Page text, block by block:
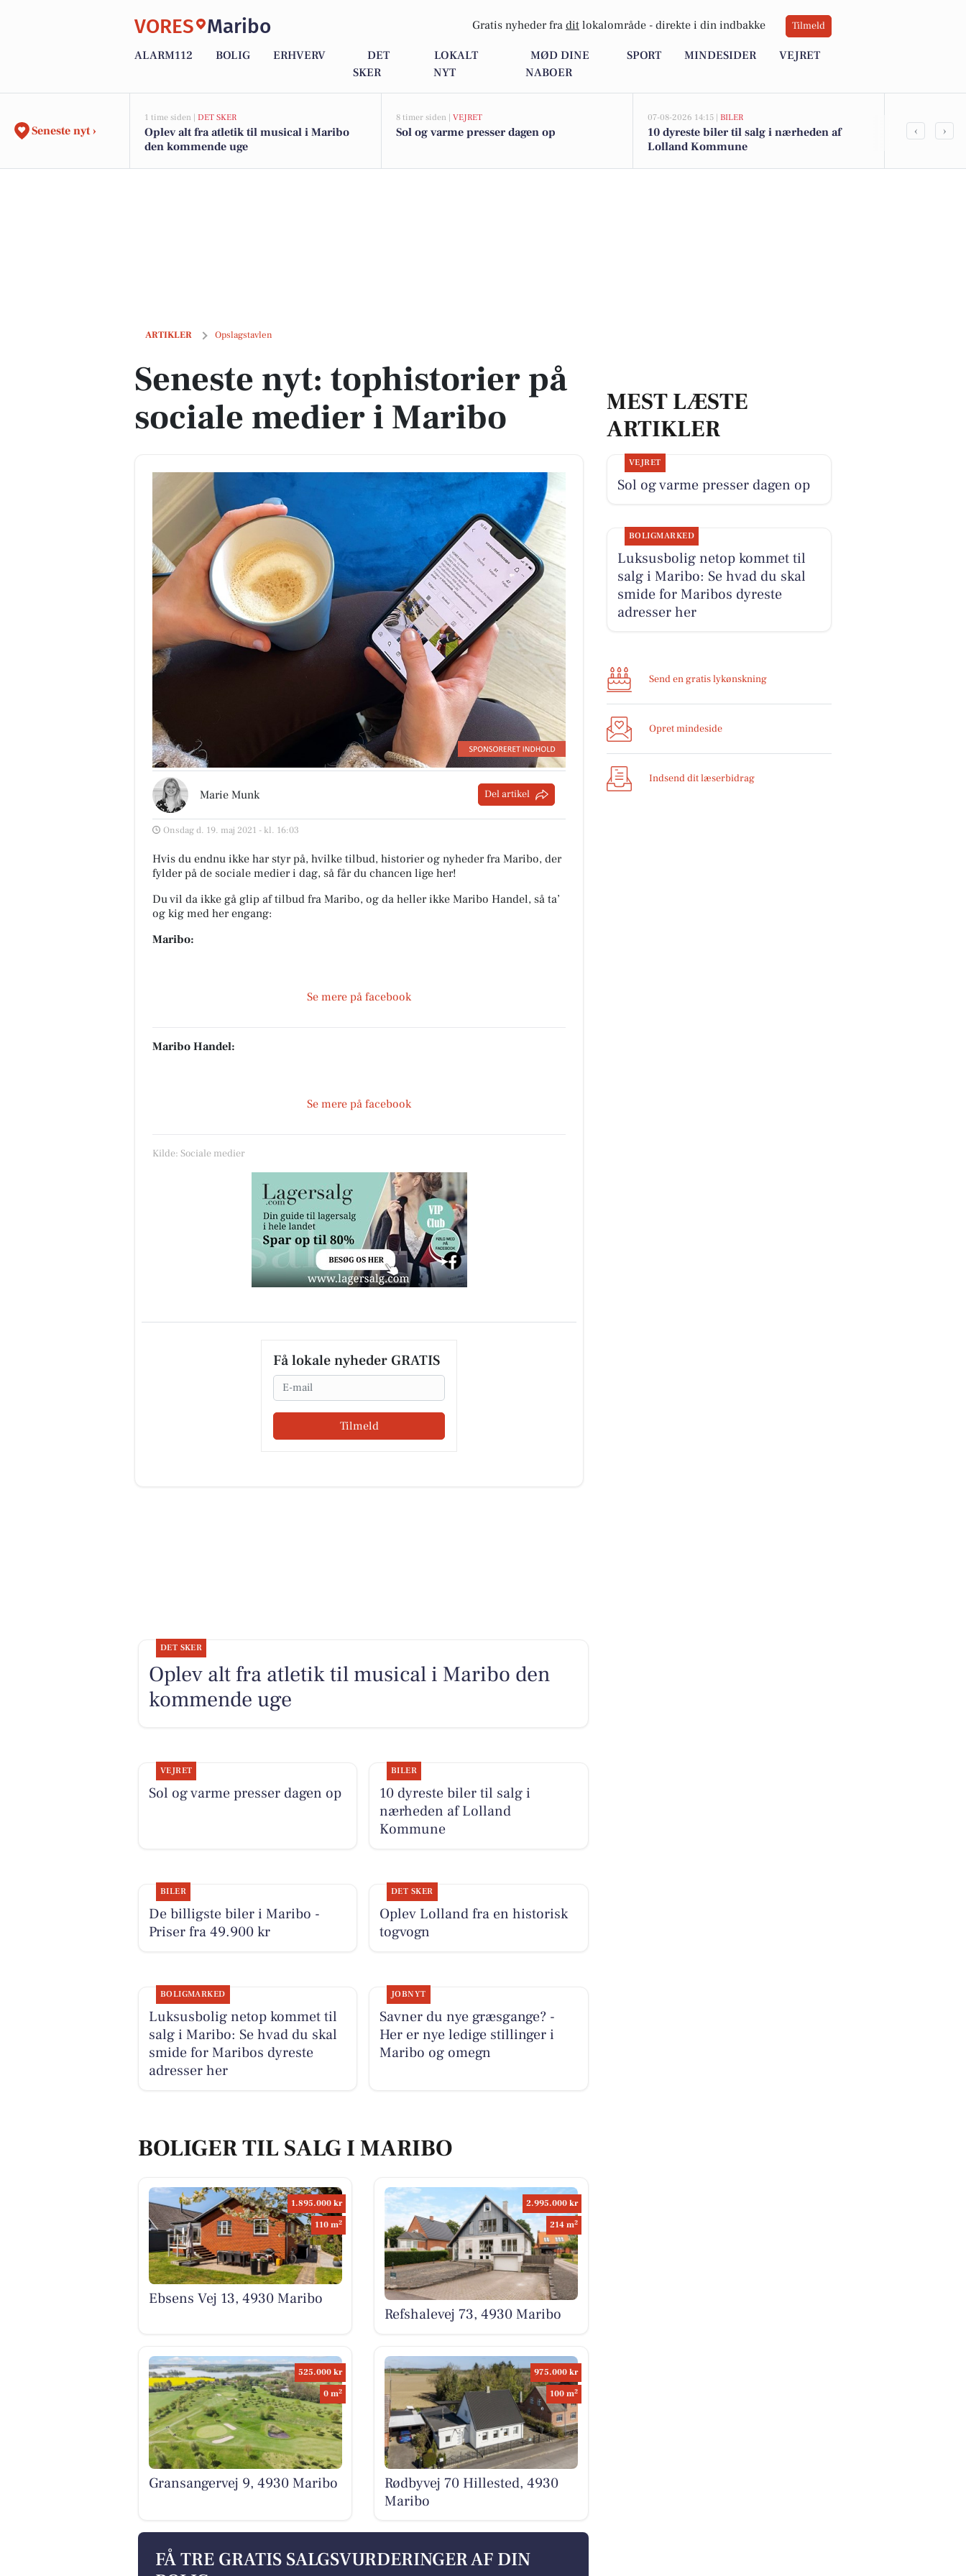
VORES Maribo Gratis nyheder fra dit lokalområde - direkte i din indbakke Tilmeld
ALARM112 BOLIG ERHVERV
DET
SKER
LOKALT
NYT
MØD DINE
NABOER
SPORT MINDESIDER VEJRET
Seneste nyt ›
1 time siden | DET SKER
Oplev alt fra atletik til musical i Maribo
den kommende uge
8 timer siden | VEJRET
Sol og varme presser dagen op
07-08-2026 14:15 | BILER
10 dyreste biler til salg i nærheden af
Lolland Kommune
De
‹ ›
ARTIKLER Opslagstavlen
Seneste nyt: tophistorier på sociale medier i Maribo
Seneste nyt: tophistorier på
sociale medier i Maribo
Marie Munk Del artikel
Onsdag d. 19. maj 2021 - kl. 16:03
Hvis du endnu ikke har styr på, hvilke tilbud, historier og nyheder fra Maribo, der
fylder på de sociale medier i dag, så får du chancen lige her!
Du vil da ikke gå glip af tilbud fra Maribo, og da heller ikke Maribo Handel, så ta’
og kig med her engang:
Maribo:
Se mere på facebook
Maribo Handel:
Se mere på facebook
Kilde: Sociale medier
Få lokale nyheder GRATIS
Email
Tilmeld
MEST LÆSTE
ARTIKLER
VEJRET
Sol og varme presser dagen op
BOLIGMARKED
Luksusbolig netop kommet til
salg i Maribo: Se hvad du skal
smide for Maribos dyreste
adresser her
Send en gratis lykønskning
Opret mindeside
Indsend dit læserbidrag
DET SKER
Oplev alt fra atletik til musical i Maribo den
kommende uge
VEJRET
Sol og varme presser dagen op
BILER
10 dyreste biler til salg i
nærheden af Lolland
Kommune
BILER
De billigste biler i Maribo -
Priser fra 49.900 kr
DET SKER
Oplev Lolland fra en historisk
togvogn
BOLIGMARKED
Luksusbolig netop kommet til
salg i Maribo: Se hvad du skal
smide for Maribos dyreste
adresser her
JOBNYT
Savner du nye græsgange? -
Her er nye ledige stillinger i
Maribo og omegn
BOLIGER TIL SALG I MARIBO
1.895.000 kr
110 m2
Ebsens Vej 13, 4930 Maribo
2.995.000 kr
214 m2
Refshalevej 73, 4930 Maribo
525.000 kr
0 m2
Gransangervej 9, 4930 Maribo
975.000 kr
100 m2
Rødbyvej 70 Hillested, 4930
Maribo
FÅ TRE GRATIS SALGSVURDERINGER AF DIN